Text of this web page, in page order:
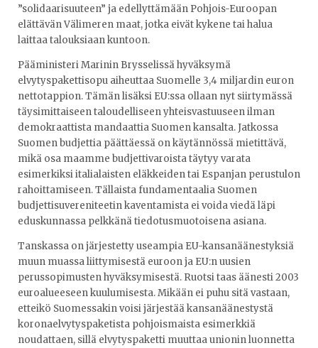
”solidaarisuuteen” ja edellyttämään Pohjois-Euroopan
elättävän Välimeren maat, jotka eivät kykene tai halua
laittaa talouksiaan kuntoon.
Pääministeri Marinin Brysselissä hyväksymä
elvytyspakettisopu aiheuttaa Suomelle 3,4 miljardin euron
nettotappion. Tämän lisäksi EU:ssa ollaan nyt siirtymässä
täysimittaiseen taloudelliseen yhteisvastuuseen ilman
demokraattista mandaattia Suomen kansalta. Jatkossa
Suomen budjettia päättäessä on käytännössä mietittävä,
mikä osa maamme budjettivaroista täytyy varata
esimerkiksi italialaisten eläkkeiden tai Espanjan perustulon
rahoittamiseen. Tällaista fundamentaalia Suomen
budjettisuvereniteetin kaventamista ei voida viedä läpi
eduskunnassa pelkkänä tiedotusmuotoisena asiana.
Tanskassa on järjestetty useampia EU-kansanäänestyksiä
muun muassa liittymisestä euroon ja EU:n uusien
perussopimusten hyväksymisestä. Ruotsi taas äänesti 2003
euroalueeseen kuulumisesta. Mikään ei puhu sitä vastaan,
etteikö Suomessakin voisi järjestää kansanäänestystä
koronaelvytyspaketista pohjoismaista esimerkkiä
noudattaen, sillä elvytyspaketti muuttaa unionin luonnetta